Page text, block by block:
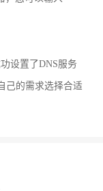
设置了DNS服务
己的需求选择合适